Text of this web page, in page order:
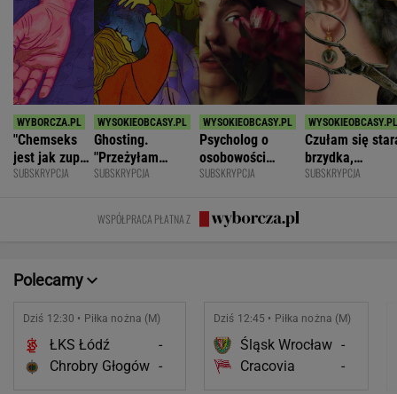
"Chemseks
jest jak zupa.
Nażresz się,
SUBSKRYPCJA
Ghosting.
"Przeżyłam
najpiękniejszy
mnie i znikł"
SUBSKRYPCJA
Psycholog o
osobowości
narcystycznej:
albo do niczego
SUBSKRYPCJA
Czułam się
brzydka,
niepotrzebna.
SUBSKRYPCJA
WSPÓŁPRACA PŁATNA Z
Polecamy
Dziś 12:30 • Piłka nożna (M)
ŁKS Łódź
-
Chrobry Głogów -
Dziś 12:45 • Piłka nożna (M)
Śląsk Wrocław -
Cracovia
-